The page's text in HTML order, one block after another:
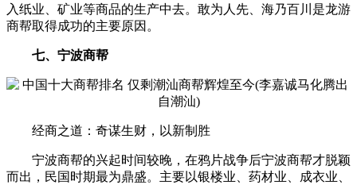
入纸业、矿业等商品的生产中去。敢为人先、海乃百川是龙游
商帮取得成功的主要原因。
七、宁波商帮
经商之道：奇谋生财，以新制胜
宁波商帮的兴起时间较晚，在鸦片战争后宁波商帮才脱颖
而出，民国时期最为鼎盛。主要以银楼业、药材业、成衣业、